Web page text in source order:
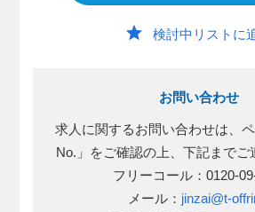
star 検討中リストに
お問い合わせ
求人に関するお問い合わせは、
No.」をご確認の上、下記までご
フリーコール：0120-
メール： jinzai@t-